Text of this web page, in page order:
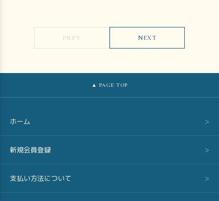
PREV NEXT
▲ PAGE TOP
ホーム >
新規会員登録 >
支払い方法について >